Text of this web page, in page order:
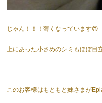
じゃん！！！薄くなっています😍
上にあった小さめのシミもほぼ目
このお客様はもともと妹さまが